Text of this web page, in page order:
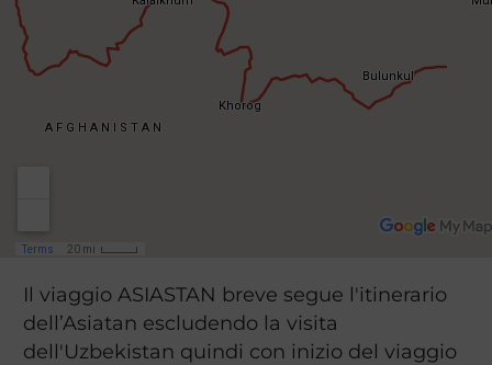
Il viaggio ASIASTAN breve segue l'itinerario
dell’Asiatan escludendo la visita
dell'Uzbekistan quindi con inizio del viaggio